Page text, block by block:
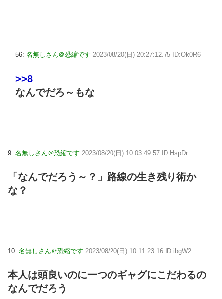
56: 名無しさん＠恐縮です 2023/08/20(日) 20:27:12.75 ID:Ok0R6
>>8
なんでだろ～もな
9: 名無しさん＠恐縮です 2023/08/20(日) 10:03:49.57 ID:HspDr
「なんでだろう～？」路線の生き残り術か
な？
10: 名無しさん＠恐縮です 2023/08/20(日) 10:11:23.16 ID:ibgW2
本人は頭良いのに一つのギャグにこだわるの
なんでだろう